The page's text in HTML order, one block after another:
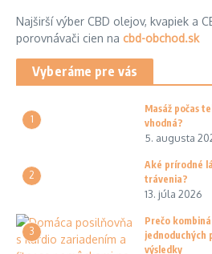
Najširší výber CBD olejov, kvapiek a
porovnávači cien na cbd-obchod.sk
Vyberáme pre vás
1
Masáž počas
vhodná?
5. augusta
2
Aké prírodné
trávenia?
13. júla 2026
3
Prečo
jednoduchých
výsledky